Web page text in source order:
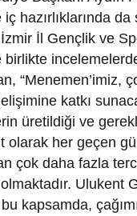
iç hazırlıklarında
İl Gençlik ve
birlikte
“Menemen’imiz,
katkı
üretildiği ve
olarak her geçen
çok daha fazla
Ulukent
kapsamda,